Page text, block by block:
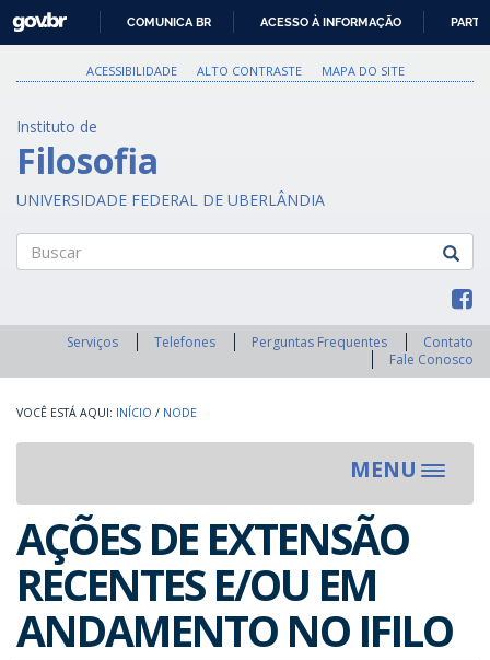
PARA
O
GOVBR
COMUNICA BR ACESSO À INFORMAÇÃO
ACESSIBILIDADE ALTO CONTRASTE MAPA DO SITE
Instituto de
Filosofia
UNIVERSIDADE FEDERAL DE UBERLÂNDIA
Serviços Telefones Perguntas Frequentes
Contato
Fale Conosco
INÍCIO / NODE
MENU
Toggle
AÇÕES DE EXTENSÃO
RECENTES E/OU EM
ANDAMENTO NO IFILO